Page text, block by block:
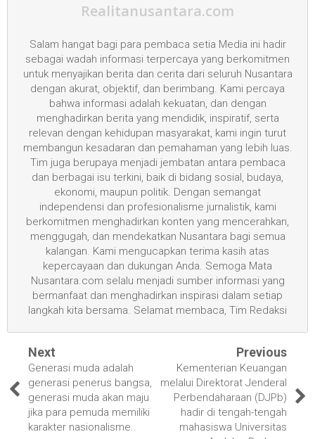
Realitanusantara.com
Salam hangat bagi para pembaca setia Media ini hadir
sebagai wadah informasi terpercaya yang berkomitmen
untuk menyajikan berita dan cerita dari seluruh Nusantara
dengan akurat, objektif, dan berimbang. Kami percaya
bahwa informasi adalah kekuatan, dan dengan
menghadirkan berita yang mendidik, inspiratif, serta
relevan dengan kehidupan masyarakat, kami ingin turut
membangun kesadaran dan pemahaman yang lebih luas.
Tim juga berupaya menjadi jembatan antara pembaca
dan berbagai isu terkini, baik di bidang sosial, budaya,
ekonomi, maupun politik. Dengan semangat
independensi dan profesionalisme jurnalistik, kami
berkomitmen menghadirkan konten yang mencerahkan,
menggugah, dan mendekatkan Nusantara bagi semua
kalangan. Kami mengucapkan terima kasih atas
kepercayaan dan dukungan Anda. Semoga Mata
Nusantara.com selalu menjadi sumber informasi yang
bermanfaat dan menghadirkan inspirasi dalam setiap
langkah kita bersama. Selamat membaca, Tim Redaksi
Next
Generasi muda adalah
generasi penerus bangsa,
generasi muda akan maju
jika para pemuda memiliki
karakter nasionalisme..
Previous
Kementerian Keuangan
melalui Direktorat Jenderal
Perbendaharaan (DJPb)
hadir di tengah-tengah
mahasiswa Universitas